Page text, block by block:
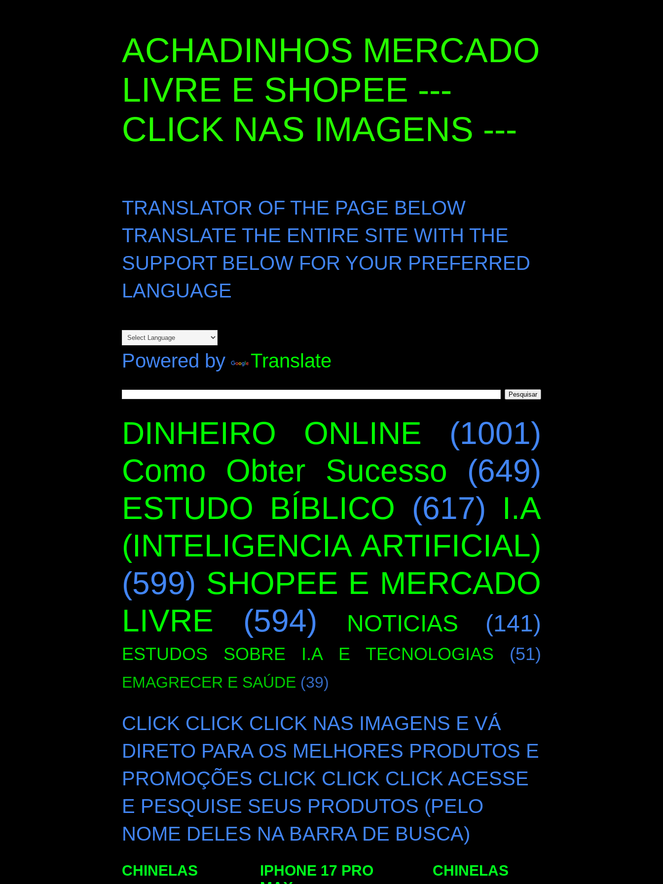
ACHADINHOS MERCADO
LIVRE E SHOPEE ---
CLICK NAS IMAGENS ---
TRANSLATOR OF THE PAGE BELOW
TRANSLATE THE ENTIRE SITE WITH THE
SUPPORT BELOW FOR YOUR PREFERRED
LANGUAGE
Powered by Translate
DINHEIRO ONLINE
(1001)
Como Obter Sucesso
(649)
ESTUDO BÍBLICO (617) I.A
(INTELIGENCIA ARTIFICIAL)
(599) SHOPEE E MERCADO
LIVRE
(594) NOTICIAS (141)
ESTUDOS SOBRE I.A E TECNOLOGIAS (51)
EMAGRECER E SAÚDE (39)
CLICK CLICK CLICK NAS IMAGENS E VÁ
DIRETO PARA OS MELHORES PRODUTOS E
PROMOÇÕES CLICK CLICK CLICK ACESSE
E PESQUISE SEUS PRODUTOS (PELO
NOME DELES NA BARRA DE BUSCA)
IPHONE 17 PRO
CHINELAS CHINELAS